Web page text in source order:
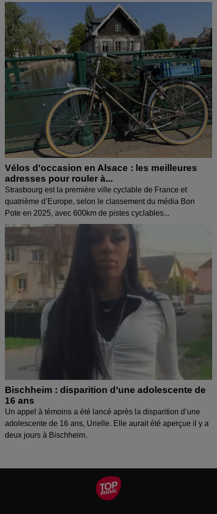
Vélos d'occasion en Alsace : les meilleures
adresses pour rouler à...
Strasbourg est la première ville cyclable de France et
quatrième d’Europe, selon le classement du média Bon
Pote en 2025, avec 600km de pistes cyclables...
Bischheim : disparition d’une adolescente de
16 ans
Un appel à témoins a été lancé après la disparition d’une
adolescente de 16 ans, Urielle. Elle aurait été aperçue il y a
deux jours à Bischheim.